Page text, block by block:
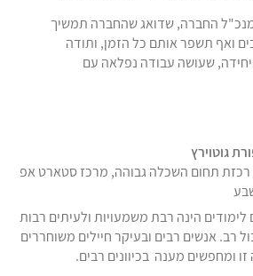
מנכ"ל החברה, שדואג שהחברה תמשיך
ואף תשפר אותם כל הזמן, ותודה
שעושה עבודה נפלאה עם
גוטוירץ
תחום השכלה גבוהה, מרכז סטארט אפ
הינה רבת משמעויות ולעיתים רבות
רב. אנשים רבים ובעיקר חיילים משוחררים
ומחפשים מענה בכיוונים רבים.